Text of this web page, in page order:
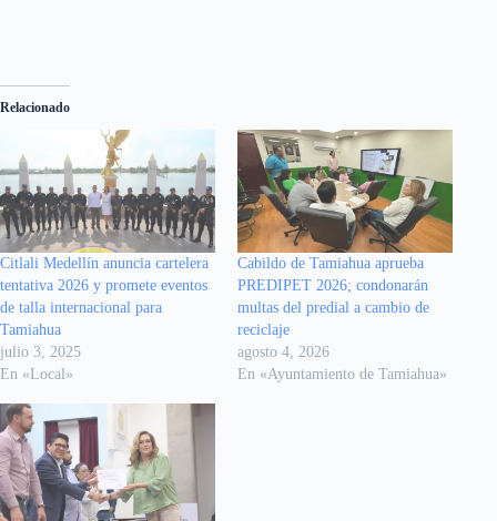
Relacionado
Citlali Medellín anuncia cartelera
tentativa 2026 y promete eventos
de talla internacional para
Tamiahua
julio 3, 2025
En «Local»
Cabildo de Tamiahua aprueba
PREDIPET 2026; condonarán
multas del predial a cambio de
reciclaje
agosto 4, 2026
En «Ayuntamiento de Tamiahua»